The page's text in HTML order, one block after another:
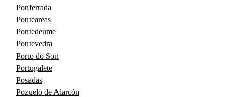
Ponferrada
Ponteareas
Pontedeume
Pontevedra
Porto do Son
Portugalete
Posadas
Pozuelo de Alarcón